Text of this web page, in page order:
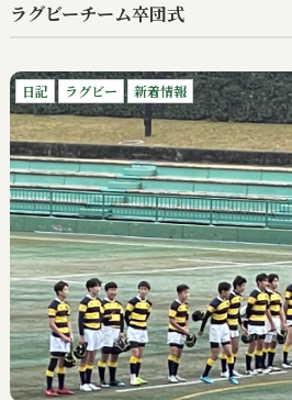
ラグビーチーム卒団式
日記 ラグビー 新着情報